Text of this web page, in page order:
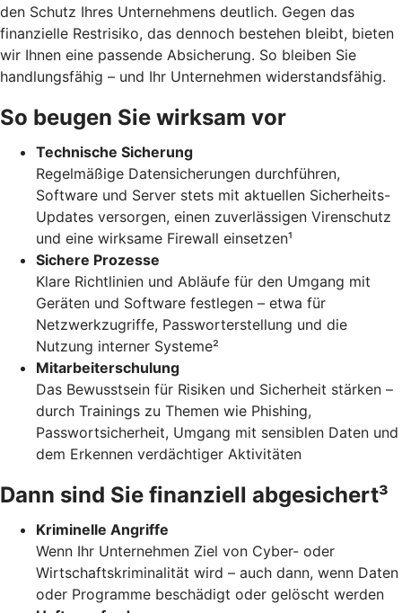
den Schutz Ihres Unternehmens deutlich. Gegen das
finanzielle Restrisiko, das dennoch bestehen bleibt, bieten
wir Ihnen eine passende Absicherung. So bleiben Sie
handlungsfähig – und Ihr Unternehmen widerstandsfähig.
So beugen Sie wirksam vor
Technische Sicherung
Regelmäßige Datensicherungen durchführen,
Software und Server stets mit aktuellen Sicherheits-
Updates versorgen, einen zuverlässigen Virenschutz
und eine wirksame Firewall einsetzen¹
Sichere Prozesse
Klare Richtlinien und Abläufe für den Umgang mit
Geräten und Software festlegen – etwa für
Netzwerkzugriffe, Passworterstellung und die
Nutzung interner Systeme²
Mitarbeiterschulung
Das Bewusstsein für Risiken und Sicherheit stärken –
durch Trainings zu Themen wie Phishing,
Passwortsicherheit, Umgang mit sensiblen Daten und
dem Erkennen verdächtiger Aktivitäten
Dann sind Sie finanziell abgesichert³
Kriminelle Angriffe
Wenn Ihr Unternehmen Ziel von Cyber- oder
Wirtschaftskriminalität wird – auch dann, wenn Daten
oder Programme beschädigt oder gelöscht werden